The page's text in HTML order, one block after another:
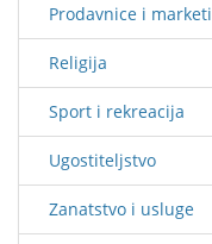
Prodavnice i marketi
Religija
Sport i rekreacija
Ugostiteljstvo
Zanatstvo i usluge